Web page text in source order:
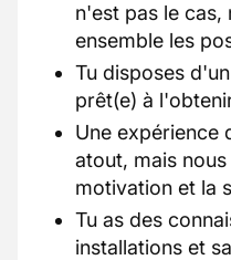
n'est pas le cas,
ensemble les
Tu disposes
prêt(e) à
Une expérience
atout, mais
motivation et la
Tu as des
installations et